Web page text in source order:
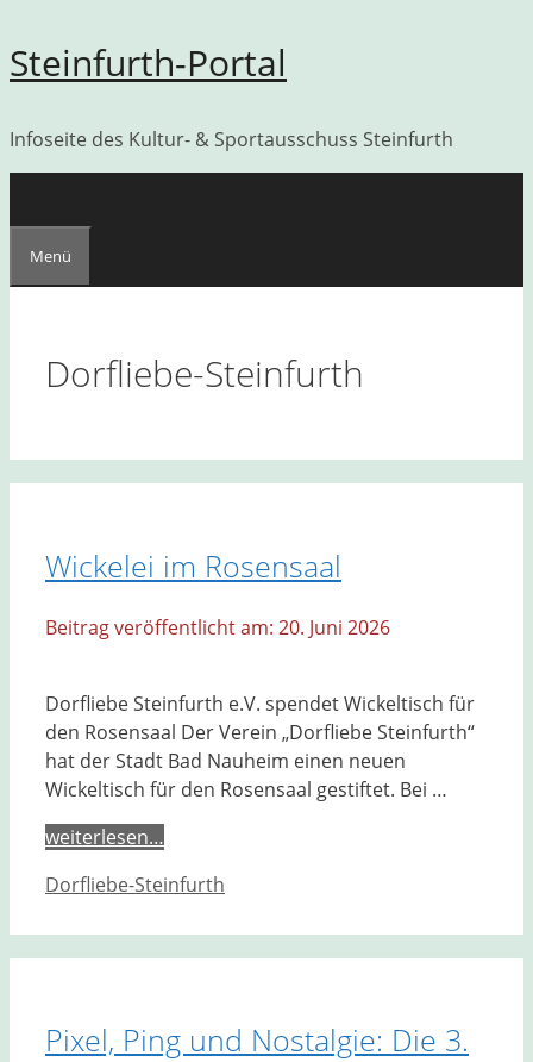
Zum
Inhalt
Steinfurth-Portal
Infoseite des Kultur- & Sportausschuss Steinfurth
Menü
Dorfliebe-Steinfurth
Wickelei im Rosensaal
20. Juni 2026
Dorfliebe Steinfurth e.V. spendet Wickeltisch für
den Rosensaal Der Verein „Dorfliebe Steinfurth“
hat der Stadt Bad Nauheim einen neuen
Wickeltisch für den Rosensaal gestiftet. Bei …
weiterlesen…
Kategorien
Dorfliebe-Steinfurth
Pixel, Ping und Nostalgie: Die 3.